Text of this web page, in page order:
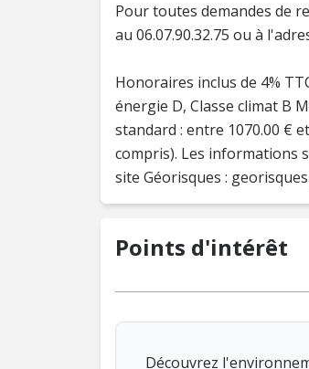
Pour toutes demandes de
au 06.07.90.32.75 ou à
Honoraires inclus de 4%
énergie D, Classe climat B
standard : entre 1070.00 €
compris). Les informations
Points d'intérêt
Découvrez